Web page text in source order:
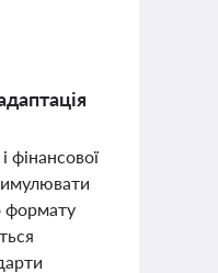
фінансової
формату